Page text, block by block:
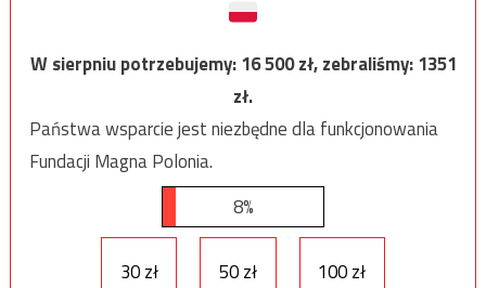
W sierpniu potrzebujemy:16 500zł, zebraliśmy:1351
zł.
Państwa wsparcie jest niezbędne dla funkcjonowania
Fundacji Magna Polonia.
8%
30 zł 50 zł 100 zł